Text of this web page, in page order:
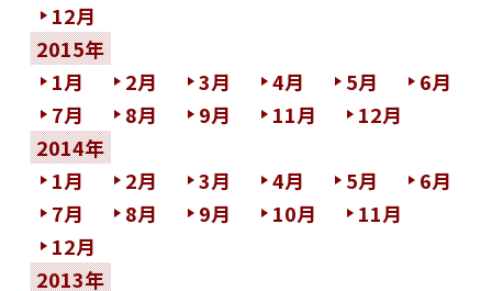
12月
2015年
1月
2月 3月 4月 5月
6月
7月
8月 9月 11月
12月
2014年
1月
2月 3月 4月 5月
6月
7月
8月 9月 10月
11月
12月
2013年